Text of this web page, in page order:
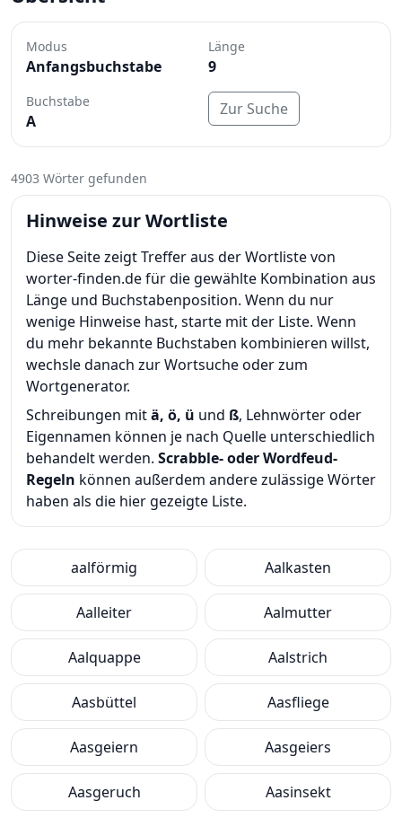
Modus
Anfangsbuchstabe
Länge
9
Buchstabe
A
Zur Suche
4903 Wörter gefunden
Hinweise zur Wortliste
Diese Seite zeigt Treffer aus der Wortliste von
worter-finden.de für die gewählte Kombination aus
Länge und Buchstabenposition. Wenn du nur
wenige Hinweise hast, starte mit der Liste. Wenn
du mehr bekannte Buchstaben kombinieren willst,
wechsle danach zur Wortsuche oder zum
Wortgenerator.
Schreibungen mitä, ö, ü und ß, Lehnwörter oder
Eigennamen können je nach Quelle unterschiedlich
behandelt werden. Scrabble- oder Wordfeud-
Regeln können außerdem andere zulässige Wörter
haben als die hier gezeigte Liste.
aalförmig Aalkasten
Aalleiter Aalmutter
Aalquappe Aalstrich
Aasbüttel Aasfliege
Aasgeiern Aasgeiers
Aasgeruch Aasinsekt